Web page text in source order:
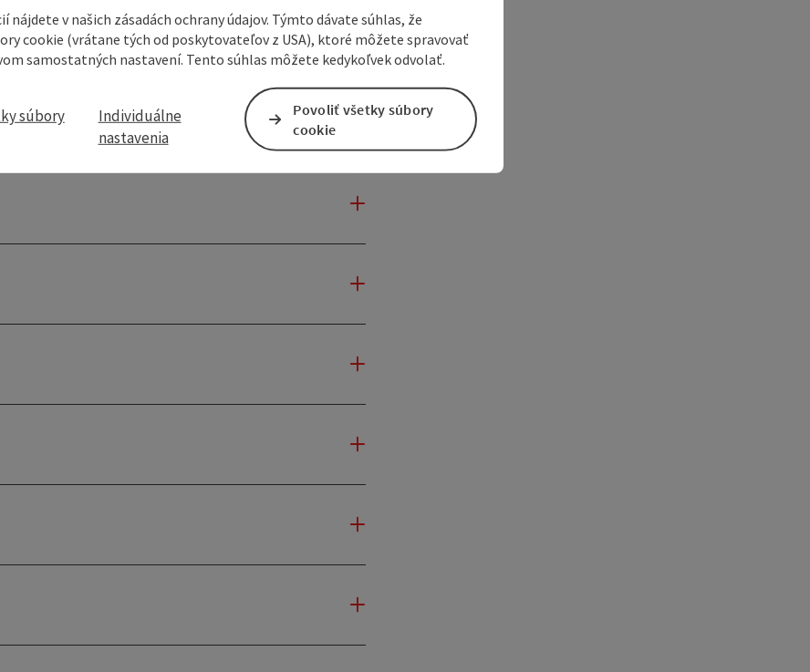
nájdete v našich zásadách ochrany údajov. Týmto dávate súhlas, že
cookie (vrátane tých od poskytovateľov z USA), ktoré môžete spravovať
samostatných nastavení. Tento súhlas môžete kedykoľvek odvolať.
súbory
Individuálne
nastavenia
Povoliť všetky súbory
cookie